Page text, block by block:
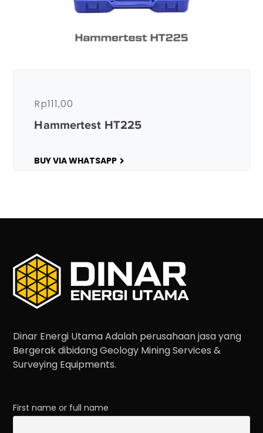
Hammertest HT225
Rp111,00
BUY VIA WHATSAPP
Dinar Energi Utama Adalah perusahaan jasa yang
Bergerak dibidang Geology Mining Services &
Surveying Equipments.
First name or full name